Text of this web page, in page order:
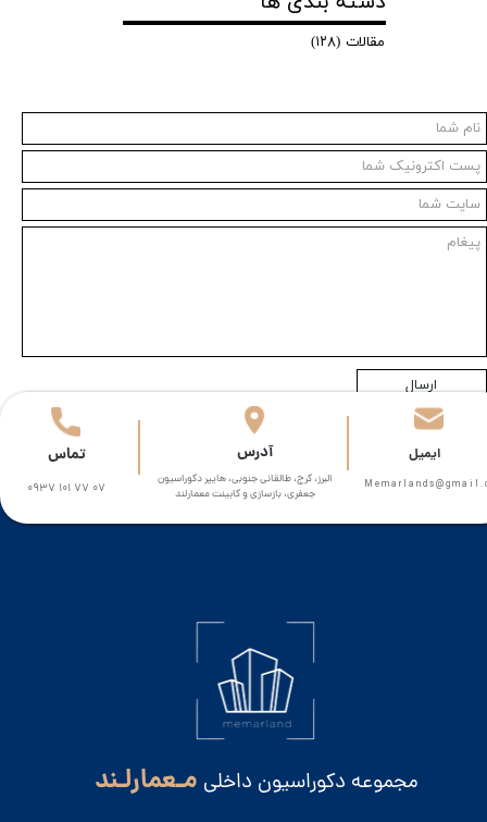
ارسال
مقالات (۱۲۸)
مجموعه دکوراسیون داخلی مـعمارلـند
البرز، کرج، طالقانی جنوبی، هایپر دکوراسیون
جعفری، بازسازی و کابینت معمارلند
0937 101 77 07
​آدرس ​​ایمیل تماس